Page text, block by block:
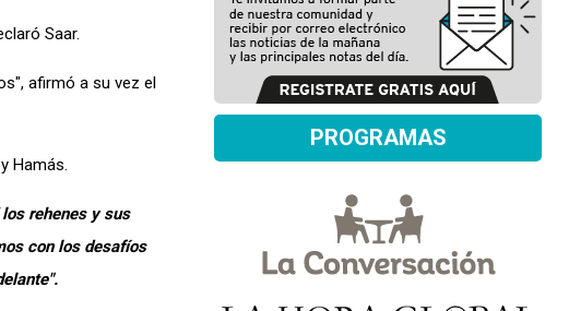
Saar.
afirmó a su vez el
Hamás.
los rehenesy sus
con los desafíos
PROGRAMAS